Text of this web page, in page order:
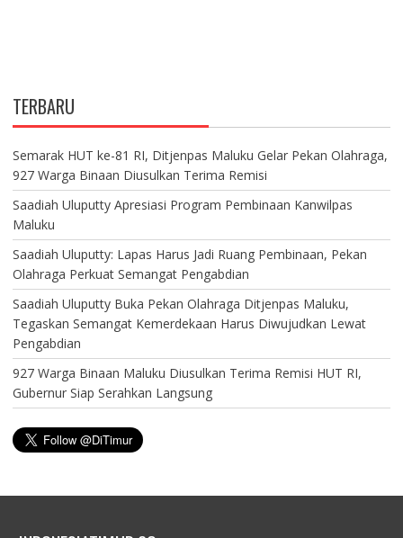
TERBARU
Semarak HUT ke-81 RI, Ditjenpas Maluku Gelar Pekan Olahraga,
927 Warga Binaan Diusulkan Terima Remisi
Saadiah Uluputty Apresiasi Program Pembinaan Kanwilpas
Maluku
Saadiah Uluputty: Lapas Harus Jadi Ruang Pembinaan, Pekan
Olahraga Perkuat Semangat Pengabdian
Saadiah Uluputty Buka Pekan Olahraga Ditjenpas Maluku,
Tegaskan Semangat Kemerdekaan Harus Diwujudkan Lewat
Pengabdian
927 Warga Binaan Maluku Diusulkan Terima Remisi HUT RI,
Gubernur Siap Serahkan Langsung